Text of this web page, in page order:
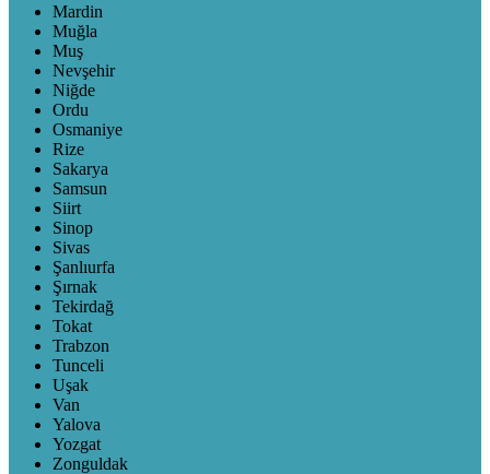
Mardin
Muğla
Muş
Nevşehir
Niğde
Ordu
Osmaniye
Rize
Sakarya
Samsun
Siirt
Sinop
Sivas
Şanlıurfa
Şırnak
Tekirdağ
Tokat
Trabzon
Tunceli
Uşak
Van
Yalova
Yozgat
Zonguldak